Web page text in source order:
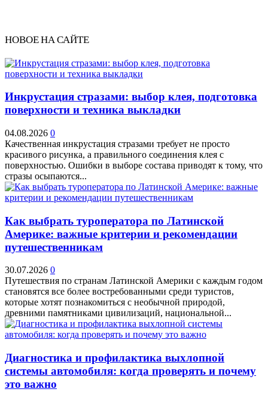
НОВОЕ НА САЙТЕ
Инкрустация стразами: выбор клея, подготовка
поверхности и техника выкладки
04.08.2026 0
Качественная инкрустация стразами требует не просто
красивого рисунка, а правильного соединения клея с
поверхностью. Ошибки в выборе состава приводят к тому, что
стразы осыпаются...
Как выбрать туроператора по Латинской
Америке: важные критерии и рекомендации
путешественникам
30.07.2026 0
Путешествия по странам Латинской Америки с каждым годом
становятся все более востребованными среди туристов,
которые хотят познакомиться с необычной природой,
древними памятниками цивилизаций, национальной...
Диагностика и профилактика выхлопной
системы автомобиля: когда проверять и почему
это важно